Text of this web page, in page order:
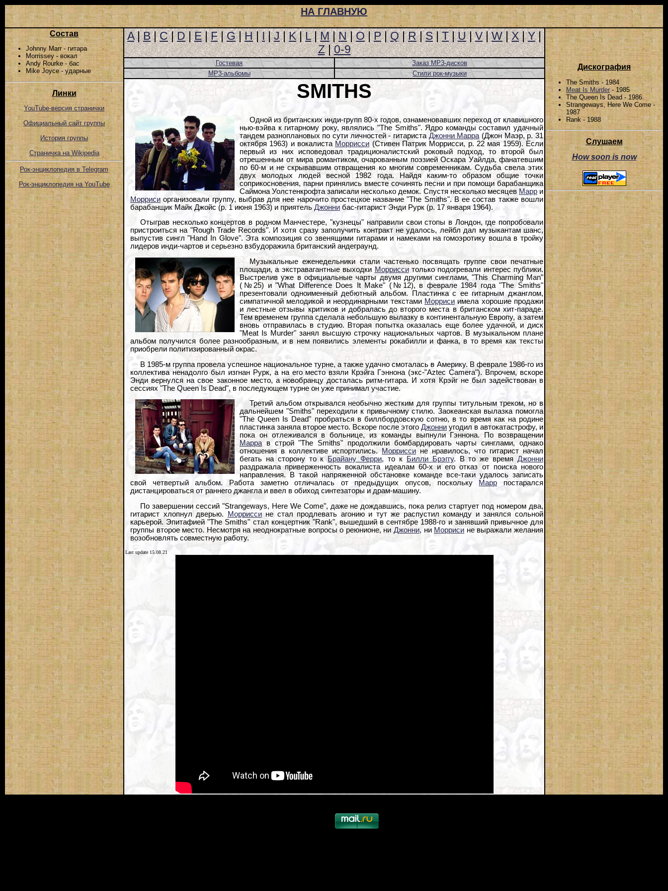
НА ГЛАВНУЮ
Состав
Johnny Marr - гитара
Morrissey - вокал
Andy Rourke - бас
Mike Joyce - ударные
Линки
YouTube-версия странички
Официальный сайт группы
История группы
Страничка на Wikipedia
Рок-энциклопедия в Telegram
Рок-энциклопедия на YouTube
A|B|C|D|E|F|G|H|I|J|K|L|M|N|O|P|Q|R|S|T|U|V|W|X|Y|
Z|0-9
Дискография
The Smiths - 1984
Meat Is Murder- 1985
The Queen Is Dead - 1986
Strangeways, Here We Come -
1987
Rank - 1988
Слушаем
How soon is now
Гостевая
Заказ MP3-дисков
MP3-альбомы
Стили рок-музыки
SMITHS
Одной из британских инди-групп 80-х годов, ознаменовавших переход от клавишного
нью-вэйва к гитарному року, являлись "The Smiths". Ядро команды составил удачный
тандем разноплановых по сути личностей - гитариста Джонни Марра (Джон Маэр, р. 31
октября 1963) и вокалиста Моррисси (Стивен Патрик Моррисси, р. 22 мая 1959). Если
первый из них исповедовал традиционалистский роковый подход, то второй был
отрешенным от мира романтиком, очарованным поэзией Оскара Уайлда, фанатевшим
по 60-м и не скрывавшим отвращения ко многим современникам. Судьба свела этих
двух молодых людей весной 1982 года. Найдя каким-то образом общие точки
соприкосновения, парни принялись вместе сочинять песни и при помощи барабанщика
Саймона Уолстенкрофта записали несколько демок. Спустя несколько месяцев Марри
Морриси организовали группу, выбрав для нее нарочито простецкое название "The Smiths". В ее состав также вошли
барабанщик Майк Джойс (р. 1 июня 1963) и приятель Джонни бас-гитарист Энди Рурк (р. 17 января 1964).
Отыграв несколько концертов в родном Манчестере, "кузнецы" направили свои стопы в Лондон, где попробовали
пристроиться на "Rough Trade Records". И хотя сразу заполучить контракт не удалось, лейбл дал музыкантам шанс,
выпустив сингл "Hand In Glove". Эта композиция со звенящими гитарами и намеками на гомоэротику вошла в тройку
лидеров инди-чартов и серьезно взбудоражила британский андеграунд.
Музыкальные еженедельники стали частенько посвящать группе свои печатные
площади, а экстравагантные выходки Моррисситолько подогревали интерес публики.
Выстрелив уже в официальные чарты двумя другими синглами, "This Charming Man"
(№25) и "What Difference Does It Make" (№12), в феврале 1984 года "The Smiths"
презентовали одноименный дебютный альбом. Пластинка с ее гитарным джанглом,
симпатичной мелодикой и неординарными текстами Моррисиимела хорошие продажи
и лестные отзывы критиков и добралась до второго места в британском хит-параде.
Тем временем группа сделала небольшую вылазку в континентальную Европу, а затем
вновь отправилась в студию. Вторая попытка оказалась еще более удачной, и диск
"Meat Is Murder" занял высшую строчку национальных чартов. В музыкальном плане
альбом получился более разнообразным, и в нем появились элементы рокабилли и фанка, в то время как тексты
приобрели политизированный окрас.
В 1985-м группа провела успешное национальное турне, а также удачно смоталась в Америку. В феврале 1986-го из
коллектива ненадолго был изгнан Рурк, а на его место взяли Крэйга Гэннона (экс-"Aztec Camera"). Впрочем, вскоре
Энди вернулся на свое законное место, а новобранцу досталась ритм-гитара. И хотя Крэйг не был задействован в
сессиях "The Queen Is Dead", в последующем турне он уже принимал участие.
Третий альбом открывался необычно жестким для группы титульным треком, но в
дальнейшем "Smiths" переходили к привычному стилю. Заокеанская вылазка помогла
"The Queen Is Dead" пробраться в биллбордовскую сотню, в то время как на родине
пластинка заняла второе место. Вскоре после этого Джонни угодил в автокатастрофу, и
пока он отлеживался в больнице, из команды выпнули Гэннона. По возвращении
Маррав строй "The Smiths" продолжили бомбардировать чарты синглами, однако
отношения в коллективе испортились.
Моррисси не нравилось, что гитарист начал
бегать на сторону то к Брайану Ферри, то к Билли Брэггу. В то же времяДжонни
раздражала приверженность вокалиста идеалам 60-х и его отказ от поиска нового
направления. В такой напряженной обстановке команде все-таки удалось записать
свой четвертый альбом. Работа заметно отличалась от предыдущих опусов, поскольку
Марр постарался
дистанцироваться от раннего джангла и ввел в обиход синтезаторы и драм-машину.
По завершении сессий "Strangeways, Here We Come", даже не дождавшись, пока релиз стартует под номером два,
гитарист хлопнул дверью.
Морриссине стал продлевать агонию и тут же распустил команду и занялся сольной
карьерой. Эпитафией "The Smiths" стал концертник "Rank", вышедший в сентябре 1988-го и занявший привычное для
группы второе место. Несмотря на неоднократные вопросы о реюнионе, ни Джонни, ни Морриси не выражали желания
возобновлять совместную работу.
Last update 15.08.21